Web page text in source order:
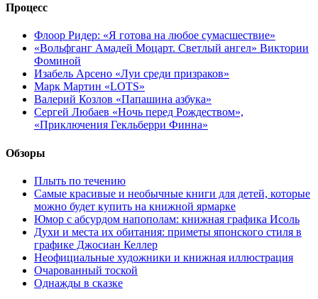
Процесс
Флоор Ридер: «Я готова на любое сумасшествие»
«Вольфганг Амадей Моцарт. Светлый ангел» Виктории
Фоминой
Изабель Арсено «Луи среди призраков»
Марк Мартин «LOTS»
Валерий Козлов «Папашина азбука»
Сергей Любаев «Ночь перед Рождеством»,
«Приключения Гекльберри Финна»
Обзоры
Плыть по течению
Самые красивые и необычные книги для детей, которые
можно будет купить на книжной ярмарке
Юмор с абсурдом напополам: книжная графика Исоль
Духи и места их обитания: приметы японского стиля в
графике Джосиан Келлер
Неофициальные художники и книжная иллюстрация
Очарованный тоской
Однажды в сказке